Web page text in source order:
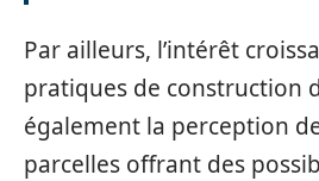
Par ailleurs, l’intérêt
pratiques de construction
également la perception
parcelles offrant des